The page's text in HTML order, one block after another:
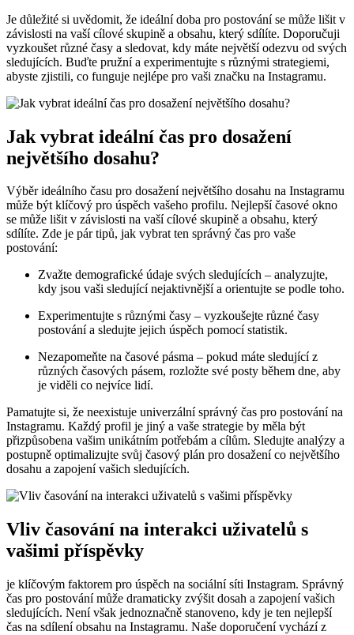
Je důležité si uvědomit, že ideální doba pro postování se může lišit v
závislosti na vaší cílové skupině a obsahu, který sdílíte. Doporučuji
vyzkoušet různé časy a sledovat, kdy máte největší odezvu od svých
sledujících. Buďte pružní a experimentujte s různými strategiemi,
abyste zjistili, co funguje nejlépe pro vaši značku na Instagramu.
Jak vybrat ideální čas pro dosažení
největšího dosahu?
Výběr ideálního času pro dosažení největšího dosahu na Instagramu
může být klíčový pro úspěch vašeho profilu. Nejlepší časové okno
se může lišit v závislosti na vaší cílové skupině a obsahu, který
sdílíte. Zde je pár tipů, jak vybrat ten správný čas pro vaše
postování:
Zvažte demografické údaje svých sledujících – analyzujte,
kdy jsou vaši sledující nejaktivnější a orientujte se podle toho.
Experimentujte s různými časy – vyzkoušejte různé časy
postování a sledujte jejich úspěch pomocí statistik.
Nezapomeňte na časové pásma – pokud máte sledující z
různých časových pásem, rozložte své posty během dne, aby
je viděli co nejvíce lidí.
Pamatujte si, že neexistuje univerzální správný čas pro postování na
Instagramu. Každý profil je jiný a vaše strategie by měla být
přizpůsobena vašim unikátním potřebám a cílům. Sledujte analýzy a
postupně optimalizujte svůj časový plán pro dosažení co největšího
dosahu a zapojení vašich sledujících.
Vliv časování na interakci uživatelů s
vašimi příspěvky
je klíčovým faktorem pro úspěch na sociální síti Instagram. Správný
čas pro postování může dramaticky zvýšit dosah a zapojení vašich
sledujících. Není však jednoznačně stanoveno, kdy je ten nejlepší
čas na sdílení obsahu na Instagramu. Naše doporučení vychází z